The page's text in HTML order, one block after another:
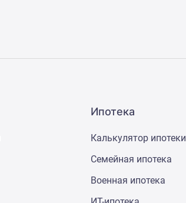
Ипотека
Калькулятор ипотеки
Семейная ипотека
Военная ипотека